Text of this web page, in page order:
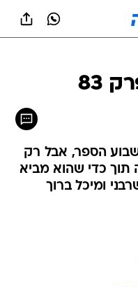
83
הספר, אבל רק
תוך כדי שהוא מביא
ומיכל ברוך